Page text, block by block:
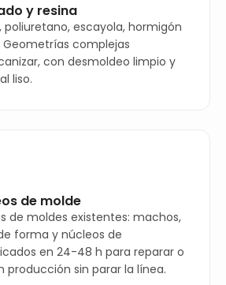
y resina
poliuretano, escayola, hormigón
complejas
con desmoldeo limpio y
liso.
de molde
de moldes existentes: machos,
forma y núcleos de
en 24-48 h para reparar o
producción sin parar la línea.